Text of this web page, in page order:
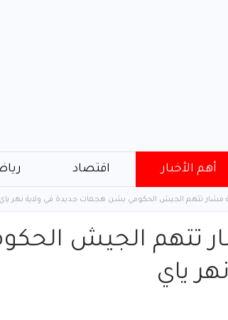
أهم الأخبار اقتصاد
مشار تتهم الجيش الحكومي بشن هجمات جديدة في ولاية نهر ياي
تتهم الجيش
ياي